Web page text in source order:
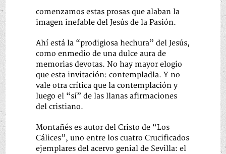
comenzamos estas prosas que alaban la
imagen inefable del Jesús de la Pasión.
Ahí está la “prodigiosa hechura” del Jesús,
como enmedio de una dulce aura de
memorias devotas. No hay mayor elogio
que esta invitación: contempladla. Y no
vale otra crítica que la contemplación y
luego el “sí” de las llanas afirmaciones
del cristiano.
Montañés es autor del Cristo de “Los
Cálices”, uno entre los cuatro Crucificados
ejemplares del acervo genial de Sevilla: el